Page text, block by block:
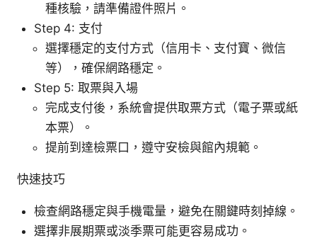
種核驗，請準備證件照片。
Step 4: 支付
選擇穩定的支付方式（信用卡、支付寶、微信
等），確保網路穩定。
Step 5: 取票與入場
完成支付後，系統會提供取票方式（電子票或紙
本票）。
提前到達檢票口，遵守安檢與館內規範。
快速技巧
檢查網路穩定與手機電量，避免在關鍵時刻掉線。
選擇非展期票或淡季票可能更容易成功。